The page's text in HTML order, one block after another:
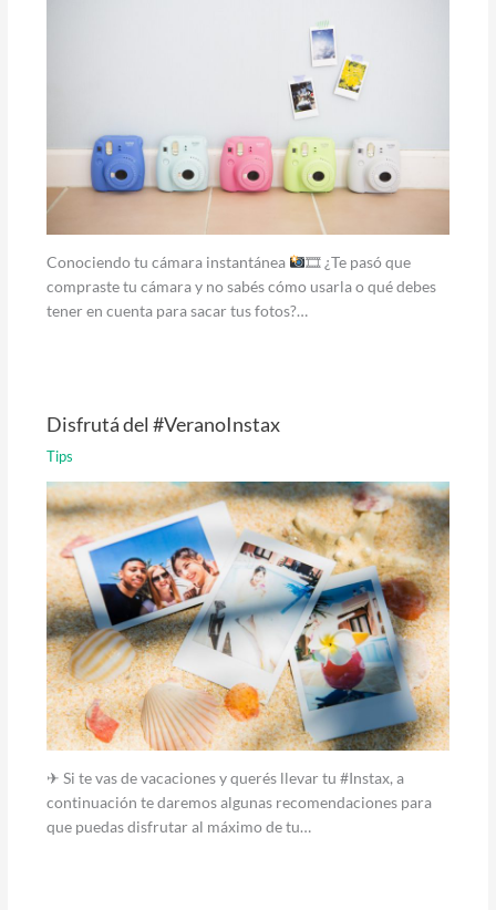
Conociendo tu cámara instantánea
🎞 ¿Te pasó que
compraste tu cámara y no sabés cómo usarla o qué debes
tener en cuenta para sacar tus fotos?…
Disfrutá del #VeranoInstax
Tips
✈ Si te vas de vacaciones y querés llevar tu #Instax, a
continuación te daremos algunas recomendaciones para
que puedas disfrutar al máximo de tu…